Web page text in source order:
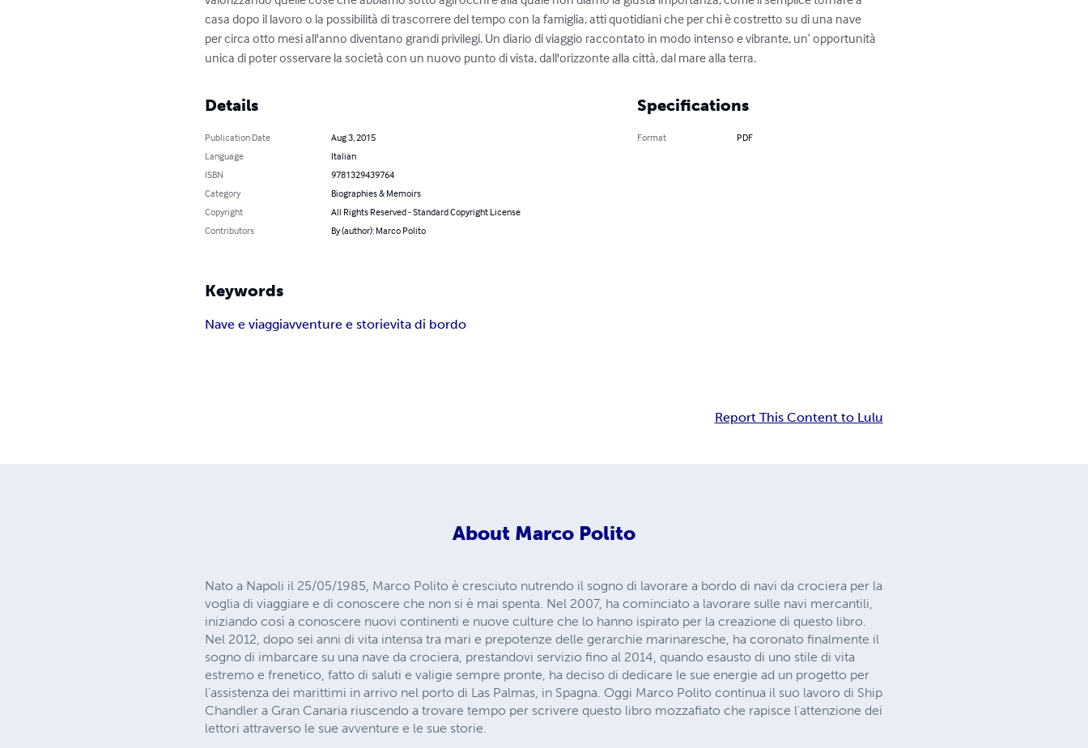
casa dopo il lavoro o la possibilità di trascorrere del tempo con la famiglia, atti quotidiani che per chi è costretto su di una nave
per circa otto mesi all'anno diventano grandi privilegi. Un diario di viaggio raccontato in modo intenso e vibrante, un’ opportunità
unica di poter osservare la società con un nuovo punto di vista, dall'orizzonte alla città, dal mare alla terra.
Details
Publication Date
Aug 3, 2015
Language
Italian
ISBN
9781329439764
Category
Biographies & Memoirs
Copyright
All Rights Reserved - Standard Copyright License
Contributors
By (author): Marco Polito
Specifications
Format PDF
Keywords
Nave e viaggiavventure e storievita di bordo
Report This Content to Lulu
About Marco Polito
Nato a Napoli il 25/05/1985, Marco Polito è cresciuto nutrendo il sogno di lavorare a bordo di navi da crociera per la
voglia di viaggiare e di conoscere che non si è mai spenta. Nel 2007, ha cominciato a lavorare sulle navi mercantili,
iniziando così a conoscere nuovi continenti e nuove culture che lo hanno ispirato per la creazione di questo libro.
Nel 2012, dopo sei anni di vita intensa tra mari e prepotenze delle gerarchie marinaresche, ha coronato finalmente il
sogno di imbarcare su una nave da crociera, prestandovi servizio fino al 2014, quando esausto di uno stile di vita
estremo e frenetico, fatto di saluti e valigie sempre pronte, ha deciso di dedicare le sue energie ad un progetto per
l'assistenza dei marittimi in arrivo nel porto di Las Palmas, in Spagna. Oggi Marco Polito continua il suo lavoro di Ship
Chandler a Gran Canaria riuscendo a trovare tempo per scrivere questo libro mozzafiato che rapisce l'attenzione dei
lettori attraverso le sue avventure e le sue storie.